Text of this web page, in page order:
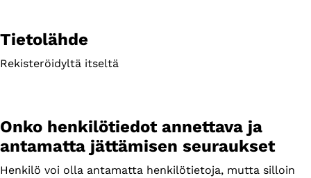
Tietolähde
Rekisteröidyltä itseltä
Onko henkilötiedot annettava ja
antamatta jättämisen seuraukset
Henkilö voi olla antamatta henkilötietoja, mutta silloin